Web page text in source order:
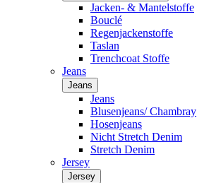
Jacken- & Mantelstoffe
Bouclé
Regenjackenstoffe
Taslan
Trenchcoat Stoffe
Jeans
Jeans
Jeans
Blusenjeans/ Chambray
Hosenjeans
Nicht Stretch Denim
Stretch Denim
Jersey
Jersey